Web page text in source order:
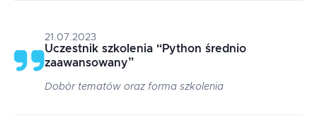
21.07.2023
Uczestnik szkolenia “Python średnio
zaawansowany”
Dobór tematów oraz forma szkolenia